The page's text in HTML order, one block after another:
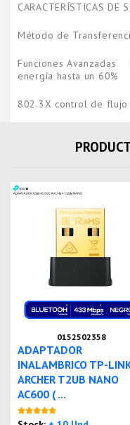
CARACTERÍSTICAS DE
Método de
Funciones Avanzadas
energía hasta un 60%
802.3X control de flujo
0152502358
ADAPTADOR
INALAMBRICO TP-
ARCHER T2UB NANO
AC600 ( ...